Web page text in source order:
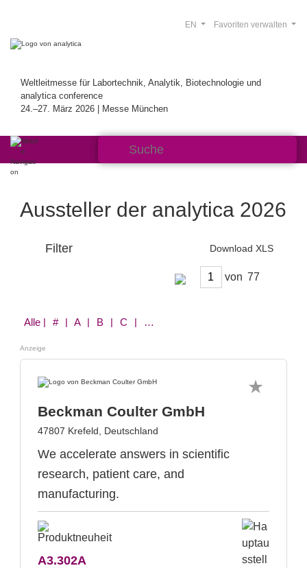
Weltleitmesse für Labortechnik, Analytik, Biotechnologie und
analytica conference
24.–27. März 2026 | Messe München
Favoriten verwalten
EN
Aussteller der analytica 2026
Filter Download XLS
von
Alle | # | A | B | C | D | E | F | G | H | I | J | K | L | M | N | O | P | Q | R | S | T | U | V | W | X | Y | Z
Anzeige
Beckman Coulter GmbH
47807 Krefeld, Deutschland
We accelerate answers in scientific
research, patient care, and
manufacturing.
A3.302A